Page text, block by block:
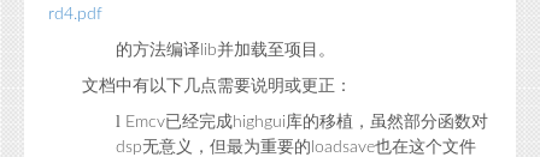
rd4.pdf
的方法编译 lib并加载至项目。
文档中有以下几点需要说明或更正：
l Emcv已经完成highgui库的移植，虽然部分函数对
dsp无意义，但最为重要的 loadsave也在这个文件